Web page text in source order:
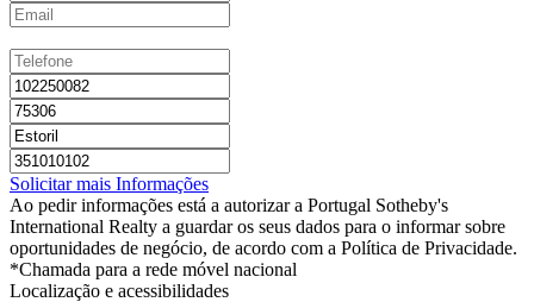
Solicitar mais Informações
Ao pedir informações está a autorizar a Portugal Sotheby's
International Realty a guardar os seus dados para o informar sobre
oportunidades de negócio, de acordo com a Política de Privacidade.
*Chamada para a rede móvel nacional
Localização e acessibilidades